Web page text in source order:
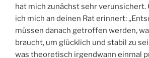
hat mich zunächst sehr verunsichert.
ich mich an deinen Rat erinnert:
müssen danach getroffen werden,
braucht, um glücklich und stabil zu
was theoretisch irgendwann einmal